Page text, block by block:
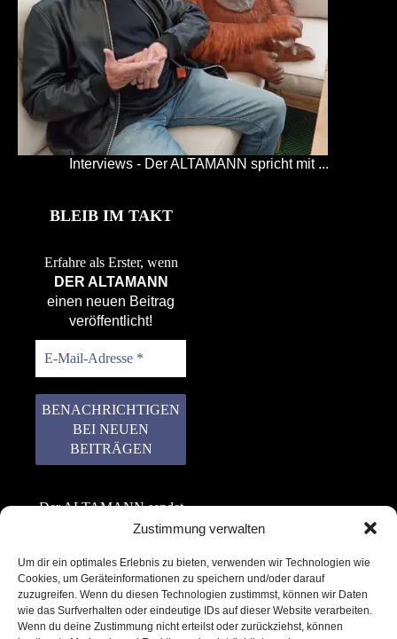
Zustimmung verwalten
Um dir ein optimales Erlebnis zu bieten, verwenden wir Technologien wie
Cookies, um Geräteinformationen zu speichern und/oder darauf
zuzugreifen. Wenn du diesen Technologien zustimmst, können wir Daten
wie das Surfverhalten oder eindeutige IDs auf dieser Website verarbeiten.
Wenn du deine Zustimmung nicht erteilst oder zurückziehst, können
Interviews - Der ALTAMANN spricht mit ...
BLEIB IM TAKT
Erfahre als Erster, wenn
DER ALTAMANN
einen neuen Beitrag
veröffentlicht!
Der ALTAMANN sendet
keinen Spam! Er gibt
weiter. Erfahre mehr in
unserer
Datenschutzerklärung.